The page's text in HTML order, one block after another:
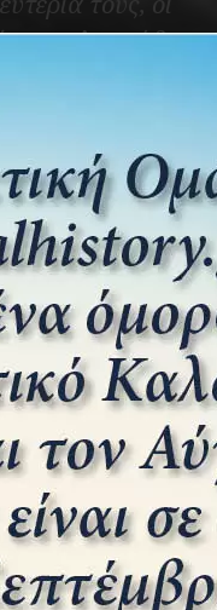
λαμπάδα σε
αναφορά του
και
συνέτειναν
φιλέλληνας.
αποφάσισε το
Πολέμου